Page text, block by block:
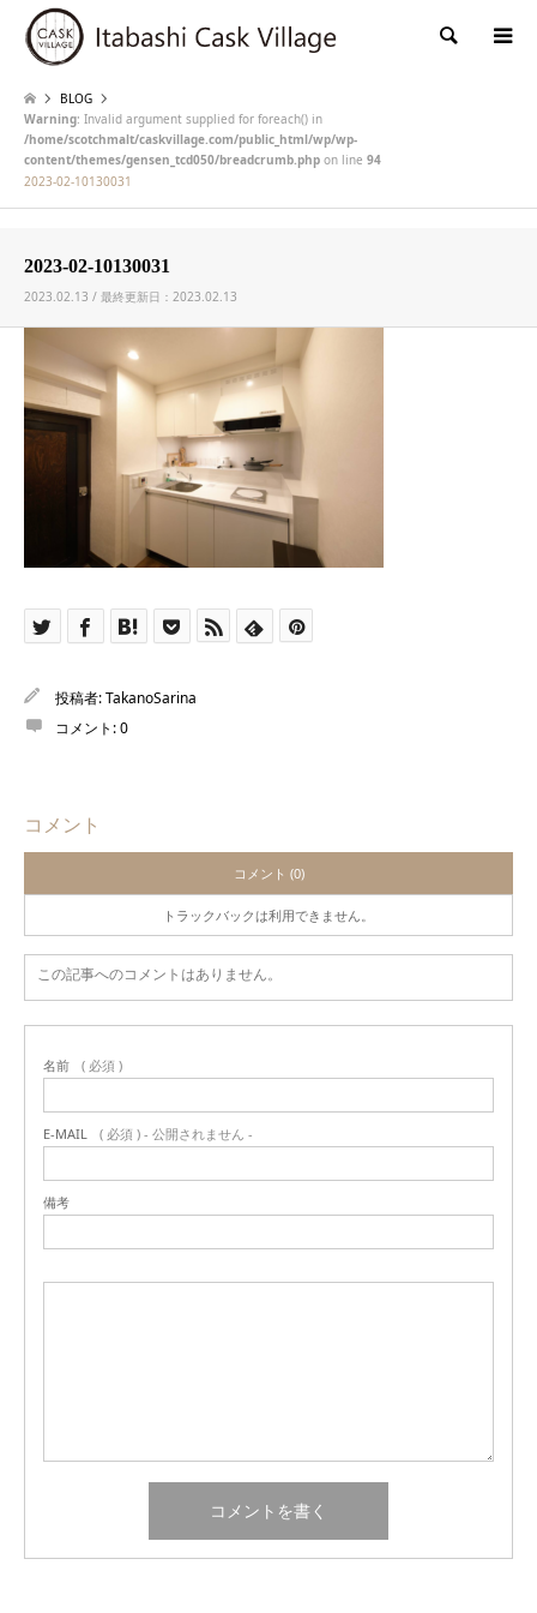
検索
BLOG
Warning: Invalid argument supplied for foreach() in
/home/scotchmalt/caskvillage.com/public_html/wp/wp-
content/themes/gensen_tcd050/breadcrumb.php on line 94
2023-02-10130031
2023-02-10130031
2023.02.13 / 最終更新日：2023.02.13
投稿者:TakanoSarina
コメント:0
コメント
コメント (0)
トラックバックは利用できません。
この記事へのコメントはありません。
名前 ( 必須 )
E-MAIL ( 必須 ) - 公開されません -
備考